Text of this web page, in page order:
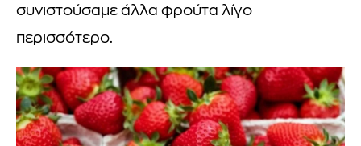
συνιστούσαμε άλλα φρούτα λίγο
περισσότερο.